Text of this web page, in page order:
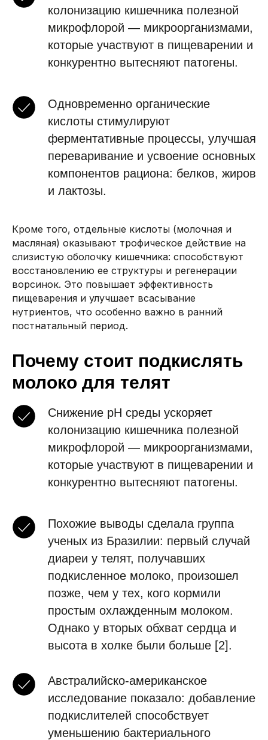
колонизацию кишечника полезной
микрофлорой — микроорганизмами,
которые участвуют в пищеварении и
конкурентно вытесняют патогены.
Одновременно органические
кислоты стимулируют
ферментативные процессы, улучшая
переваривание и усвоение основных
компонентов рациона: белков, жиров
и лактозы.
Кроме того, отдельные кислоты (молочная и
масляная) оказывают трофическое действие на
слизистую оболочку кишечника: способствуют
восстановлению ее структуры и регенерации
ворсинок. Это повышает эффективность
пищеварения и улучшает всасывание
нутриентов, что особенно важно в ранний
постнатальный период.
Почему стоит подкислять
молоко для телят
Снижение pH среды ускоряет
колонизацию кишечника полезной
микрофлорой — микроорганизмами,
которые участвуют в пищеварении и
конкурентно вытесняют патогены.
Похожие выводы сделала группа
ученых из Бразилии: первый случай
диареи у телят, получавших
подкисленное молоко, произошел
позже, чем у тех, кого кормили
простым охлажденным молоком.
Однако у вторых обхват сердца и
высота в холке были больше [2].
Австралийско-американское
исследование показало: добавление
подкислителей способствует
уменьшению бактериального